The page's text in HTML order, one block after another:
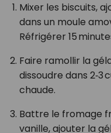
Mixer les biscuits,
dans un moule
Réfrigérer 15
Faire ramollir la
dissoudre dans 2‑3
chaude.
Battre le fromage
vanille, ajouter la